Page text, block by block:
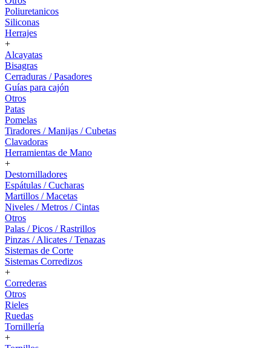
Poliuretanicos
Siliconas
Herrajes
+
Alcayatas
Bisagras
Cerraduras / Pasadores
Guías para cajón
Otros
Patas
Pomelas
Tiradores / Manijas / Cubetas
Clavadoras
Herramientas de Mano
+
Destornilladores
Espátulas / Cucharas
Martillos / Macetas
Niveles / Metros / Cintas
Otros
Palas / Picos / Rastrillos
Pinzas / Alicates / Tenazas
Sistemas de Corte
Sistemas Corredizos
+
Correderas
Otros
Rieles
Ruedas
Tornillería
+